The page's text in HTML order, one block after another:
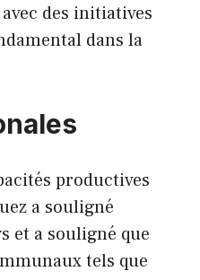
des initiatives
dans la
productives
a souligné
et a souligné que
tels que